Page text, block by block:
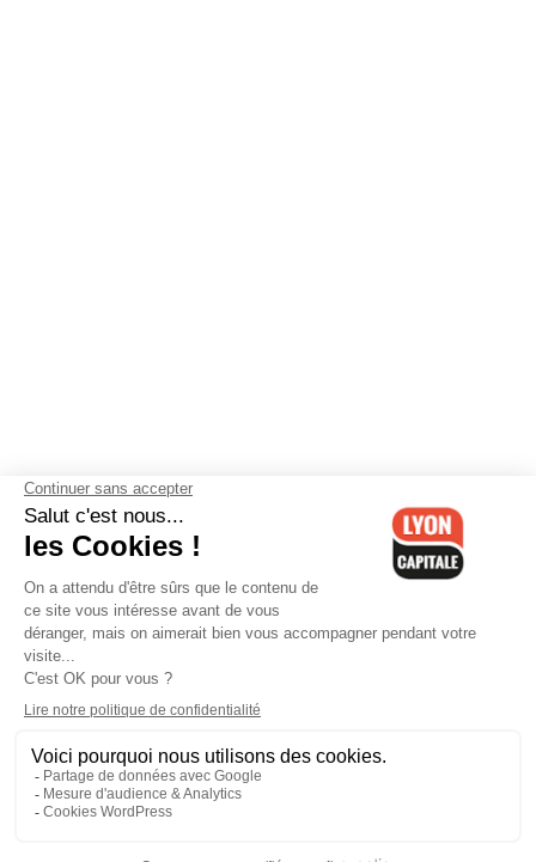
Contactez-nous-Mentions légales-CGV-Politique de
confidentialité-Gestion des cookies